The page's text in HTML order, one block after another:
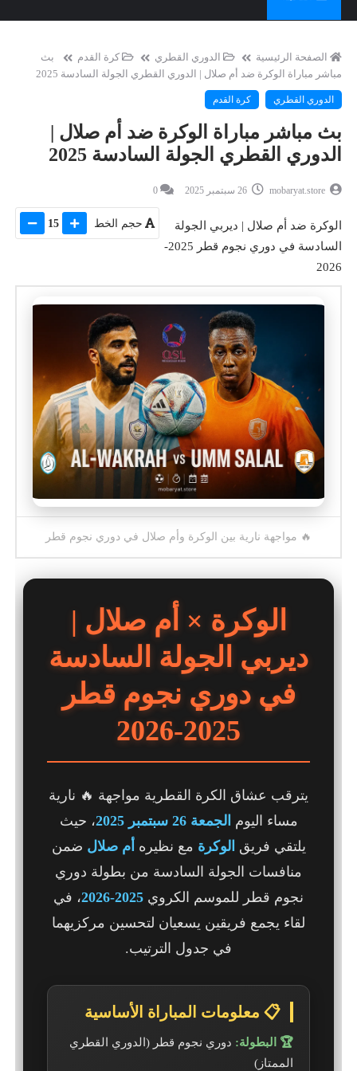
الصفحة الرئيسية الدوري القطري كرة القدم
بث
مباشر مباراة الوكرة ضد أم صلال | الدوري القطري الجولة السادسة 2025
الدوري القطري كرة القدم
بث مباشر مباراة الوكرة ضد أم صلال |
الدوري القطري الجولة السادسة 2025
mobaryat.store
0
حجم الخط 15
الوكرة ضد أم صلال | ديربي الجولة
السادسة في دوري نجوم قطر 2025-
2026
🔥 مواجهة نارية بين الوكرة وأم صلال في دوري نجوم قطر
الوكرة × أم صلال |
ديربي الجولة السادسة
في دوري نجوم قطر
2025-2026
يترقب عشاق الكرة القطرية مواجهة 🔥 نارية
مساء اليوم الجمعة 26 سبتمبر 2025
، حيث
يلتقي فريق الوكرة مع نظيره أم صلال ضمن
منافسات الجولة السادسة من بطولة دوري
نجوم قطر للموسم الكروي 2025-2026
، في
لقاء يجمع فريقين يسعيان لتحسين مركزيهما
في جدول الترتيب.
📋 معلومات المباراة الأساسية
🏆 البطولة: دوري نجوم قطر (الدوري القطري
الممتاز)